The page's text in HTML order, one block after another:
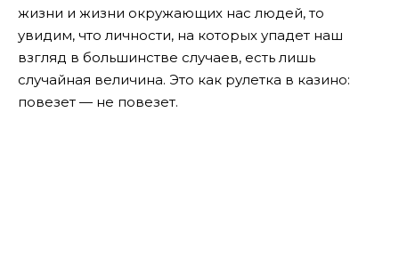
жизни и жизни окружающих нас людей, то
увидим, что личности, на которых упадет наш
взгляд в большинстве случаев, есть лишь
случайная величина. Это как рулетка в казино:
повезет — не повезет.